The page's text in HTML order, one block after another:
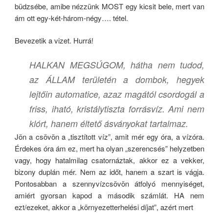
büdzsébe, amibe nézzünk MOST egy kicsit bele, mert van
ám ott egy-két-három-négy…. tétel.
Bevezetik a vizet. Hurrá!
HALKAN MEGSÚGOM, hátha nem tudod,
az ÁLLAM területén a dombok, hegyek
lejtőin automatice, azaz magától csordogál a
friss, iható, kristálytiszta forrásvíz. Ami nem
klórt, hanem éltető ásványokat tartalmaz.
Jön a csövön a „tisztított víz”, amit mér egy óra, a vízóra.
Érdekes óra ám ez, mert ha olyan „szerencsés” helyzetben
vagy, hogy hatalmilag csatornáztak, akkor ez a vekker,
bizony duplán mér. Nem az időt, hanem a szart is vágja.
Pontosabban a szennyvízcsövön átfolyó mennyiséget,
amiért gyorsan kapod a második számlát. HA nem
ezt/ezeket, akkor a „környezetterhelési díjat”, azért mert